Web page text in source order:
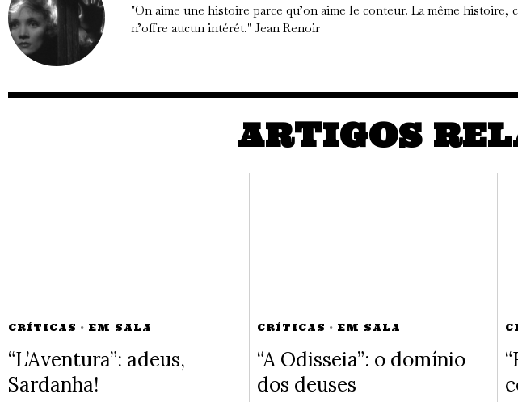
"On aime une histoire parce qu’on aime le conteur. La même histoire,
n’offre aucun intérêt." Jean Renoir
ARTIGOS
CRÍTICAS · EM SALA
“L’Aventura”: adeus,
Sardanha!
CRÍTICAS · EM SALA
“A Odisseia”: o domínio
dos deuses